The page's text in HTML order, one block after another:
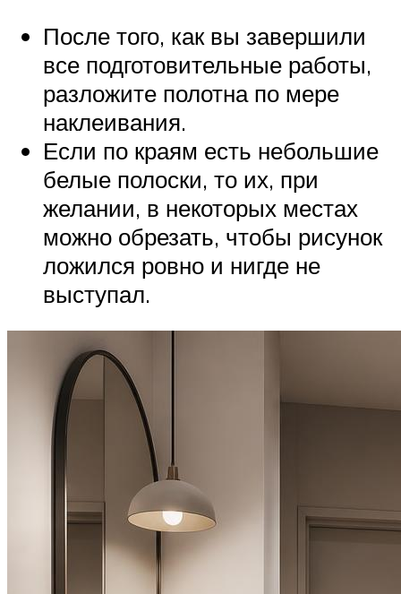
После того, как вы завершили
все подготовительные работы,
разложите полотна по мере
наклеивания.
Если по краям есть небольшие
белые полоски, то их, при
желании, в некоторых местах
можно обрезать, чтобы рисунок
ложился ровно и нигде не
выступал.